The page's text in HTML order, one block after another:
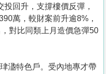
回升，支撐樓價反彈，
萬，較財案前升逾8%，
對比同類上月造價急彈50
溋特色戶。受內地專才帶